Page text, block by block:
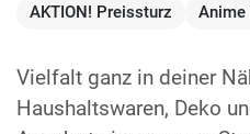
AKTION! Preissturz Anime
Vielfalt ganz in deiner
Haushaltswaren, Deko